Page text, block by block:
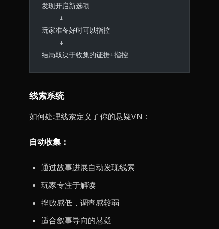
发现开启新选项
    ↓
玩家准备好时可以指控
    ↓
结局取决于收集的证据+指控
线索系统
如何处理线索定义了你的悬疑VN：
自动收集：
通过故事进展自动发现线索
玩家专注于解读
挫败感低，调查感较弱
适合叙事导向的悬疑